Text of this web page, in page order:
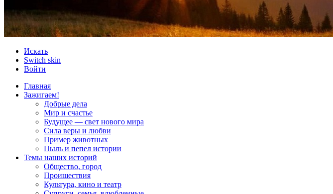
Искать
Switch skin
Войти
Главная
Зажигаем!
Добрые дела
Мир и счастье
Будущее — свет нового мира
Сила веры и любви
Пример животных
Пыль и пепел истории
Темы наших историй
Общество, город
Проишествия
Культура, кино и театр